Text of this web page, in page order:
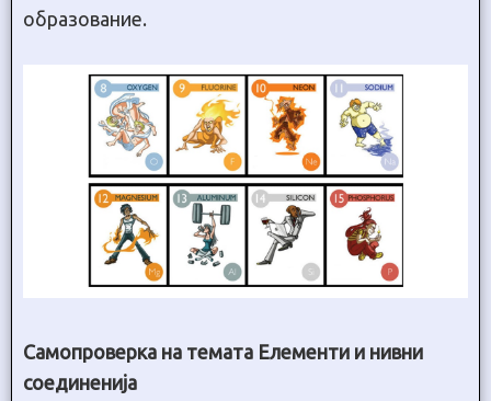
образование.
Самопроверка на темата Елементи и нивни
соединенија